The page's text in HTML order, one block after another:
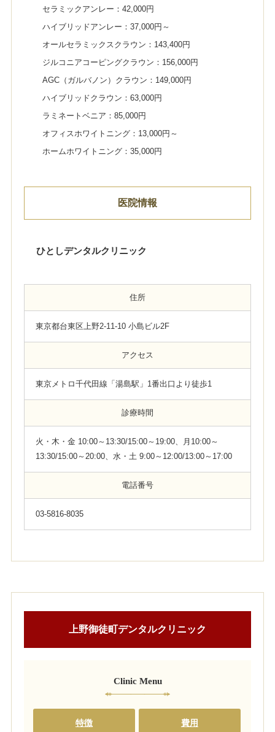
セラミックアンレー：42,000円
ハイブリッドアンレー：37,000円～
オールセラミックスクラウン：143,400円
ジルコニアコーピングクラウン：156,000円
AGC（ガルバノン）クラウン：149,000円
ハイブリッドクラウン：63,000円
ラミネートベニア：85,000円
オフィスホワイトニング：13,000円～
ホームホワイトニング：35,000円
医院情報
ひとしデンタルクリニック
住所
東京都台東区上野2-11-10 小島ビル2F
アクセス
東京メトロ千代田線「湯島駅」1番出口より徒歩1
診療時間
火・木・金 10:00～13:30/15:00～19:00、月10:00～
13:30/15:00～20:00、水・土 9:00～12:00/13:00～17:00
電話番号
03-5816-8035
上野御徒町デンタルクリニック
Clinic Menu
特徴 費用